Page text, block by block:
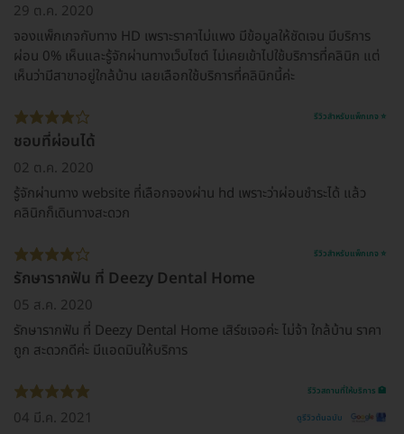
29 ต.ค. 2020
จองแพ็กเกจกับทาง HD เพราะราคาไม่แพง มีข้อมูลให้ชัดเจน มีบริการ
ผ่อน 0% เห็นและรู้จักผ่านทางเว็บไซต์ ไม่เคยเข้าไปใช้บริการที่คลินิก แต่
เห็นว่ามีสาขาอยู่ใกล้บ้าน เลยเลือกใช้บริการที่คลินิกนี้ค่ะ
รีวิวสำหรับแพ็กเกจ ⭐
ชอบที่ผ่อนได้
02 ต.ค. 2020
รู้จักผ่านทาง website ที่เลือกจองผ่าน hd เพราะว่าผ่อนชำระได้ แล้ว
คลินิกก็เดินทางสะดวก
รีวิวสำหรับแพ็กเกจ ⭐
รักษารากฟัน ที่ Deezy Dental Home
05 ส.ค. 2020
รักษารากฟัน ที่ Deezy Dental Home เสิร์ชเจอค่ะ ไม่จ้า ใกล้บ้าน ราคา
ถูก สะดวกดีค่ะ มีแอดมินให้บริการ
รีวิวสถานที่ให้บริการ 🏥
04 มี.ค. 2021 ดูรีวิวต้นฉบับ